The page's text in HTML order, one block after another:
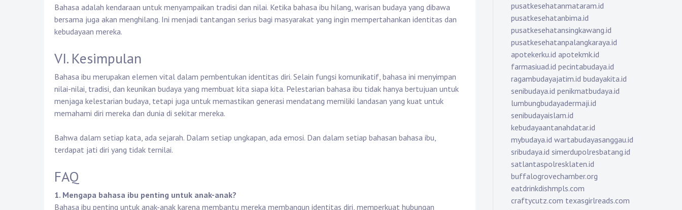
Bahasa adalah kendaraan untuk menyampaikan tradisi dan nilai. Ketika bahasa ibu hilang, warisan budaya yang dibawa
bersama juga akan menghilang. Ini menjadi tantangan serius bagi masyarakat yang ingin mempertahankan identitas dan
kebudayaan mereka.
VI. Kesimpulan
Bahasa ibu merupakan elemen vital dalam pembentukan identitas diri. Selain fungsi komunikatif, bahasa ini menyimpan
nilai-nilai, tradisi, dan keunikan budaya yang membuat kita siapa kita. Pelestarian bahasa ibu tidak hanya bertujuan untuk
menjaga kelestarian budaya, tetapi juga untuk memastikan generasi mendatang memiliki landasan yang kuat untuk
memahami diri mereka dan dunia di sekitar mereka.
Bahwa dalam setiap kata, ada sejarah. Dalam setiap ungkapan, ada emosi. Dan dalam setiap bahasan bahasa ibu,
terdapat jati diri yang tidak ternilai.
FAQ
1. Mengapa bahasa ibu penting untuk anak-anak?
Bahasa ibu penting untuk anak-anak karena membantu mereka membangun identitas diri, memperkuat hubungan
pusatkesehatanmataram.id
pusatkesehatanbima.id
pusatkesehatansingkawang.id
pusatkesehatanpalangkaraya.id
apotekerku.id apotekmk.id
farmasiuad.id pecintabudaya.id
ragambudayajatim.id budayakita.id
senibudaya.id penikmatbudaya.id
lumbungbudayadermaji.id
senibudayaislam.id
kebudayaantanahdatar.id
mybudaya.id wartabudayasanggau.id
sribudaya.id simerdupolresbatang.id
satlantaspolresklaten.id
buffalogrovechamber.org
eatdrinkdishmpls.com
craftycutz.com texasgirlreads.com